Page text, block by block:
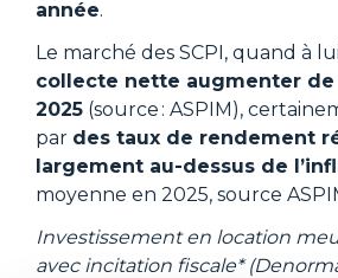
année.
Le marché des SCPI, quand à
collecte nette augmenter de
2025 (source : ASPIM),
par des taux de rendement
largement au-dessus de
moyenne en 2025, source
Investissement en location
avec incitation fiscale*